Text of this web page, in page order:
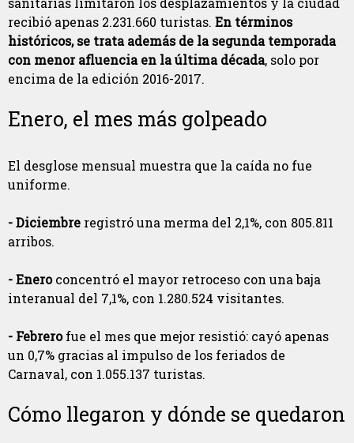
recibió apenas 2.231.660 turistas. En términos
históricos, se trata además de la segunda temporada
con menor afluencia en la última década, solo por
encima de la edición 2016-2017.
Enero, el mes más golpeado
El desglose mensual muestra que la caída no fue
uniforme.
- Diciembre registró una merma del 2,1%, con 805.811
arribos.
- Eneroconcentró el mayor retroceso con una baja
interanual del 7,1%, con 1.280.524 visitantes.
- Febrerofue el mes que mejor resistió: cayó apenas
un 0,7% gracias al impulso de los feriados de
Carnaval, con 1.055.137 turistas.
Cómo llegaron y dónde se quedaron